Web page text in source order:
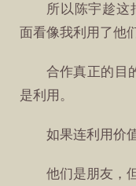
所以陈宇趁
面看像我利用了他
合作真正的目
是利用。
如果连利用价
他们是朋友，